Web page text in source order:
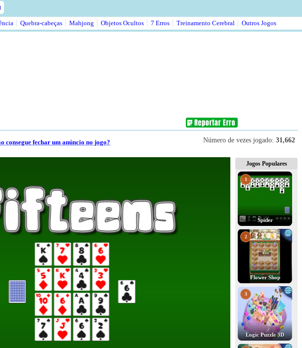
Quebra-cabeças Mahjong Objetos Ocultos 7 Erros Treinamento Cerebral Outros Jogos
Número de vezes jogado: 31,662
consegue fechar um anúncio no jogo?
Jogos Populares
1
Spider
2
Flower Shop
3
Logic Puzzle 3D